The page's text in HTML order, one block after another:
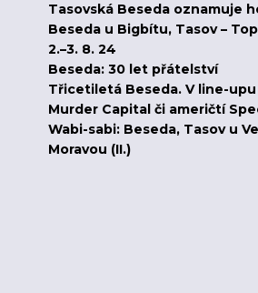
Tasovská Beseda oznamuje
Beseda u Bigbítu, Tasov –
2.–3. 8. 24
Beseda: 30 let přátelství
Třicetiletá Beseda. V line-
Murder Capital či američtí
Wabi-sabi: Beseda, Tasov u
Moravou (II.)